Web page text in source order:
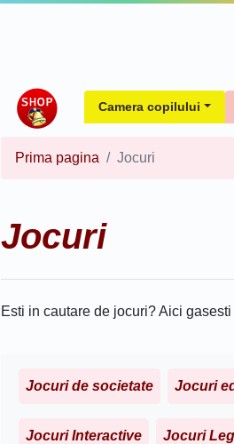
Camera copilului
Prima pagina Jocuri
Jocuri
Esti in cautare de jocuri? Aici
Jocuri de societate Jocuri
Jocuri Interactive Jocuri